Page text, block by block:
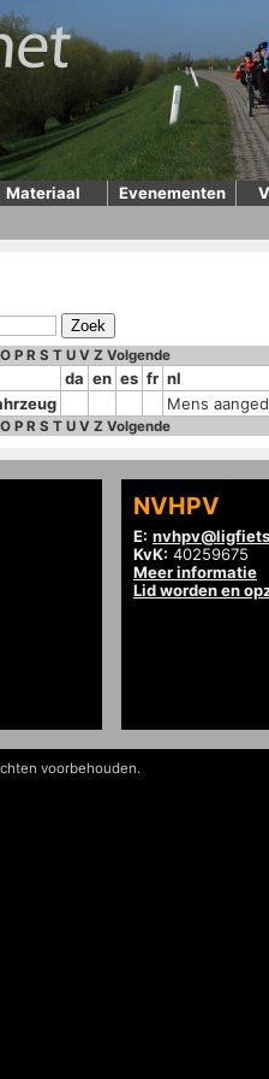
Materiaal Evenementen
O P R S T U V Z Volgende
da en es fr nl
Mens
O P R S T U V Z Volgende
NVHPV
E:
KvK: 40259675
Meer informatie
Lid worden en
voorbehouden.